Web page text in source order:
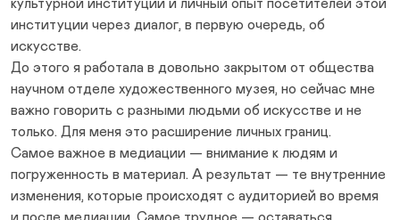
культурной институции и личный опыт посетителей этой
институции через диалог, в первую очередь, об
искусстве.
До этого я работала в довольно закрытом от общества
научном отделе художественного музея, но сейчас мне
важно говорить с разными людьми об искусстве и не
только. Для меня это расширение личных границ.
Самое важное в медиации — внимание к людям и
погруженность в материал. А результат — те внутренние
изменения, которые происходят с аудиторией во время